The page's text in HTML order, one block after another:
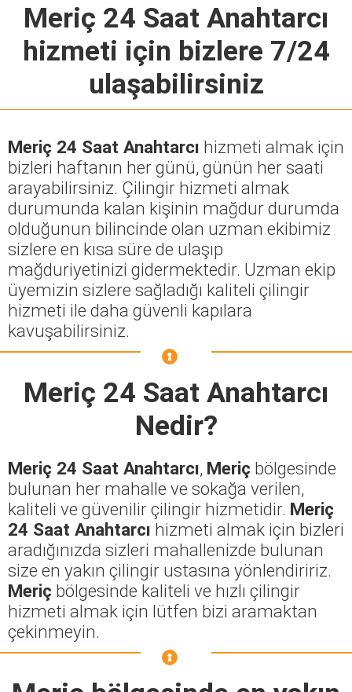
Meriç 24 Saat Anahtarcı
hizmeti için bizlere 7/24
ulaşabilirsiniz
Meriç 24 Saat Anahtarcı hizmeti almak için
bizleri haftanın her günü, günün her saati
arayabilirsiniz. Çilingir hizmeti almak
durumunda kalan kişinin mağdur durumda
olduğunun bilincinde olan uzman ekibimiz
sizlere en kısa süre de ulaşıp
mağduriyetinizi gidermektedir. Uzman ekip
üyemizin sizlere sağladığı kaliteli çilingir
hizmeti ile daha güvenli kapılara
kavuşabilirsiniz.
Meriç 24 Saat Anahtarcı
Nedir?
Meriç 24 Saat Anahtarcı, Meriç bölgesinde
bulunan her mahalle ve sokağa verilen,
kaliteli ve güvenilir çilingir hizmetidir. Meriç
24 Saat Anahtarcı hizmeti almak için bizleri
aradığınızda sizleri mahallenizde bulunan
size en yakın çilingir ustasına yönlendiririz.
Meriç bölgesinde kaliteli ve hızlı çilingir
hizmeti almak için lütfen bizi aramaktan
çekinmeyin.